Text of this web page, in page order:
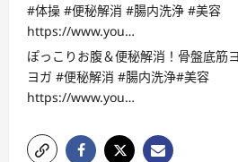
#体操 #便秘解消 #腸内洗浄 #美容
https://www.you…
ぽっこりお腹＆便秘解消！骨盤底
ヨガ #便秘解消 #腸内洗浄#美容
https://www.you…